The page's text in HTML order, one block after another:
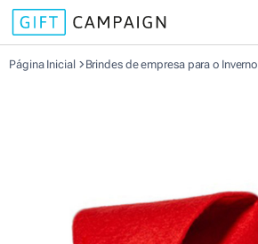
Página Inicial Brindes de empresa para o Inverno